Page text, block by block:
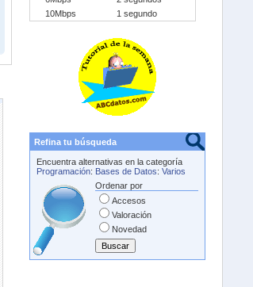
10Mbps
1 segundo
Refina tu búsqueda
Encuentra alternativas en la categoría
Programación: Bases de Datos: Varios
Ordenar por
Accesos
Valoración
Novedad